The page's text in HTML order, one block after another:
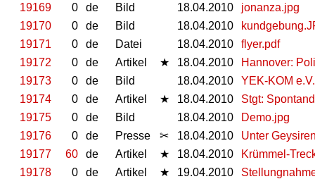
19169
0 de Bild 18.04.2010
jonanza.jpg
19170
0 de Bild 18.04.2010
19171
0 de Datei 18.04.2010
flyer.pdf
19172
0 de Artikel ★ 18.04.2010
Hannover:
19173
0 de Bild 18.04.2010
YEK-KOM
19174
0 de Artikel ★ 18.04.2010
Stgt:
19175
0 de Bild 18.04.2010
Demo.jpg
19176
0 de Presse ✂ 18.04.2010
Unter
19177
60 de Artikel ★ 18.04.2010
Krümmel-
19178
0 de Artikel ★ 19.04.2010